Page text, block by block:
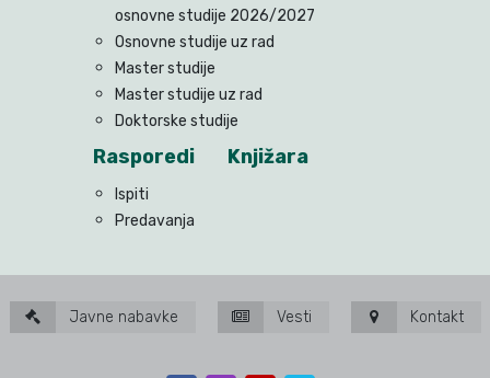
osnovne studije 2026/2027
Osnovne studije uz rad
Master studije
Master studije uz rad
Doktorske studije
Rasporedi
Ispiti
Predavanja
Knjižara
Javne nabavke Vesti Kontakt